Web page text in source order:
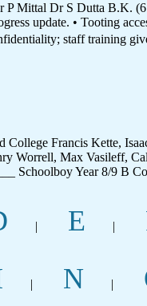
Mittal Dr S Dutta B.K.
update. • Tooting
staff training
Francis Kette,
Worrell, Max Vasileff,
Schoolboy Year 8/9 B
| E |
| N |